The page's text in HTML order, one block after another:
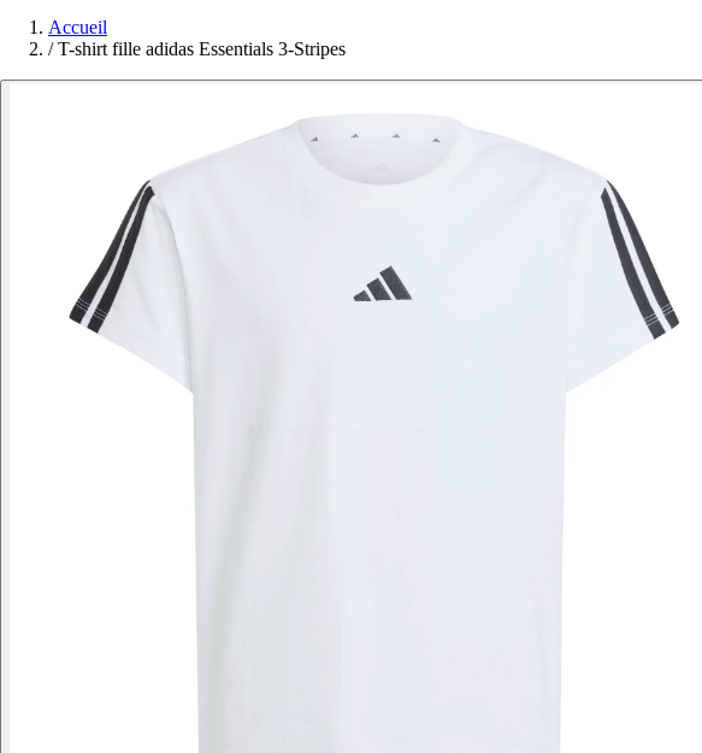
Accueil
/ T-shirt fille adidas Essentials 3-Stripes